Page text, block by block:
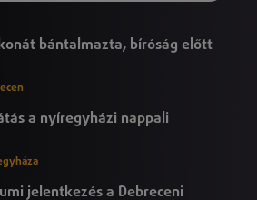
bántalmazta, bíróság előtt
a nyíregyházi nappali
jelentkezés a Debreceni